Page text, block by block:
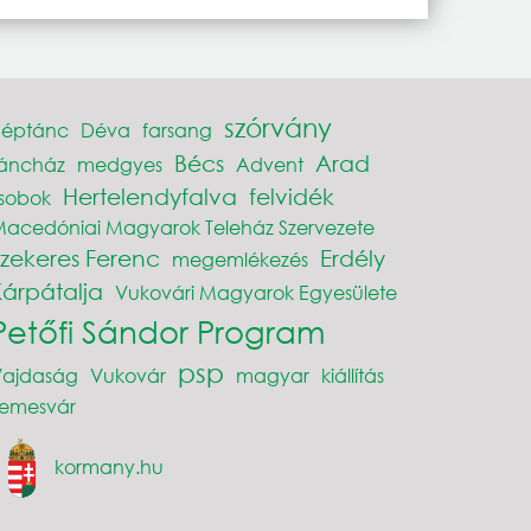
Déva farsang szórvány
medgyes Bécs Advent Arad
Hertelendyfalva felvidék
Magyarok Teleház Szervezete
Ferenc megemlékezés Erdély
Vukovári Magyarok Egyesülete
Sándor Program
Vukovár psp magyar kiállítás
kormany.hu